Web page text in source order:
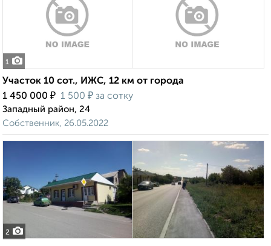
1
Участок 10 сот., ИЖС, 12 км от города
1 450 000 ₽ 1 500 ₽ за сотку
Западный район, 24
Собственник, 26.05.2022
2